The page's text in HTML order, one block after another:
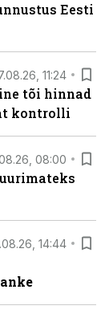
Eesti
11:24
tõi hinnad
kontrolli
08:00
14:44